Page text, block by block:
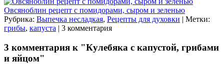
Овсяноблин рецепт с помидорами, сыром и зеленью
Рубрика: Выпечка несладкая, Рецепты для духовки | Метки:
грибы, капуста | 3 комментария
3 комментария к "Кулебяка с капустой, грибами
и яйцом"